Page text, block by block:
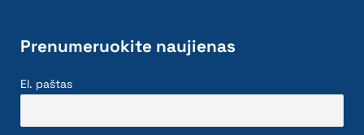
Prenumeruokite naujienas
El. paštas